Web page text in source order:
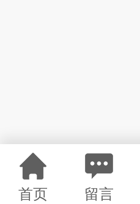
首页 留言